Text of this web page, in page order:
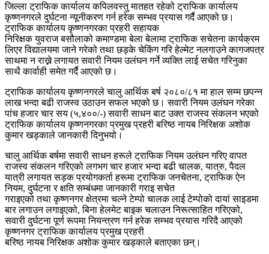
जिल्ला ट्राफिक कार्यालय कपिलवस्तु मातहत रहेको ट्राफिक कार्यालय
कृष्णनगरले दुर्घटना न्यूनीकरण गर्न हरेक सम्भव प्रयास गर्दै आएको छ।
ट्राफिक कार्यालय कृष्णनगरका प्रहरी सहायक
निरिक्षक युवराज बसौलाको कमाण्डमा बेला बेलामा ट्राफिक सचेतना कार्यक्रम
लिएर विद्यालयमा जाने गरेको तथा छड्के चेकिंग गरि हेल्मेट नलगाउने कागजपत्र
साथमा न राख्ने लगायत सवारी नियम उलंघन गर्ने व्यक्ति लाई सचेत गरिनुका
साथै कार्वाही समेत गर्दै आएको छ।
ट्राफिक कार्यालय कृष्णनगरले चालु आर्थिक बर्ष २०८०/८१ मा हाल सम्म छपन्न
लाख भन्दा बढी राजस्व उठाउन सफल भएको छ। सवारी नियम उलंघन गरेका
पांच हजार चार सय (५,४००/-) सवारी साधन बाट उक्त राजस्व संकलन भएको
ट्राफिक कार्यालय कृष्णनगरका प्रमुख प्रहरी बरिष्ठ नायब निरिक्षक अशोक
कुमार खड्काले जानकारी दिनुभयो।
चालु आर्थिक बर्षमा सवारी साधन हरूले ट्राफिक नियम उलंघन गरिए वापत
राजस्व संकलन गरिएको लगभग चार हजार भन्दा बढी चालक, यात्रु, पैदल
यात्री लगायत सड़क प्रयोगकर्ता हरूमा ट्राफिक जनचेतना, ट्राफिक ऐन
नियम, दुर्घटना र क्षति सम्बंधमा जानकारी गराइ सचेत
गराइएको तथा कृष्णनगर क्षेत्रमा चल्ने टेम्पो चालक लाई टेम्पोको दायां साइडमा
बार लगाउन लगाइएको, बिना हेलमेट बाइक चलाउन निरूत्साहित गरिएको,
सवारी दुर्घटना पूर्ण रूपमा नियन्त्रण गर्न हरेक सम्भव प्रयास गरिदै आएको
कृष्णनगर ट्राफिक कार्यालय प्रमुख प्रहरी
बरिष्ठ नायब निरिक्षक अशोक कुमार खड्काले बताएका छन्।